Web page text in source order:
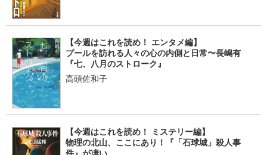
【今週はこれを読め！ エンタメ編】
プールを訪れる人々の心の内側と日常〜長嶋有
『七、八月のストローク』
高頭佐和子
【今週はこれを読め！ ミステリー編】
物理の北山、ここにあり！『「石球城」殺人事